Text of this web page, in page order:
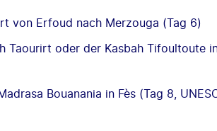
von Erfoud nach Merzouga (Tag 6)
Taourirt oder der Kasbah Tifoultoute
Bouanania in Fès (Tag 8,